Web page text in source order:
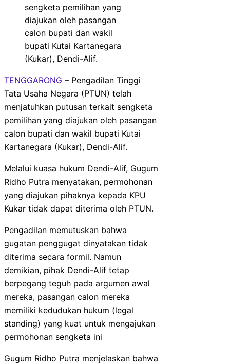
sengketa pemilihan yang
diajukan oleh pasangan
calon bupati dan wakil
bupati Kutai Kartanegara
(Kukar), Dendi-Alif.
TENGGARONG – Pengadilan Tinggi
Tata Usaha Negara (PTUN) telah
menjatuhkan putusan terkait sengketa
pemilihan yang diajukan oleh pasangan
calon bupati dan wakil bupati Kutai
Kartanegara (Kukar), Dendi-Alif.
Melalui kuasa hukum Dendi-Alif, Gugum
Ridho Putra menyatakan, permohonan
yang diajukan pihaknya kepada KPU
Kukar tidak dapat diterima oleh PTUN.
Pengadilan memutuskan bahwa
gugatan penggugat dinyatakan tidak
diterima secara formil. Namun
demikian, pihak Dendi-Alif tetap
berpegang teguh pada argumen awal
mereka, pasangan calon mereka
memiliki kedudukan hukum (legal
standing) yang kuat untuk mengajukan
permohonan sengketa ini
Gugum Ridho Putra menjelaskan bahwa